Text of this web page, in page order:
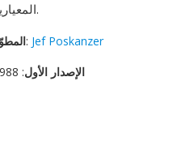
المعيارية.
: Jef Poskanzer
الإصدار الأول: 1988